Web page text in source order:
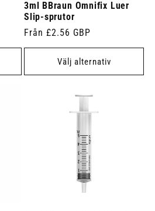
3ml BBraun Omnifix Luer
Slip-sprutor
Ordinarie
pris
Från £2.56 GBP
Välj alternativ